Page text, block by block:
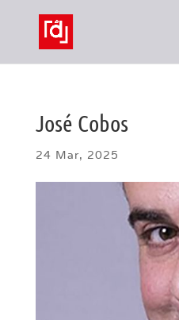
José Cobos
24 Mar, 2025